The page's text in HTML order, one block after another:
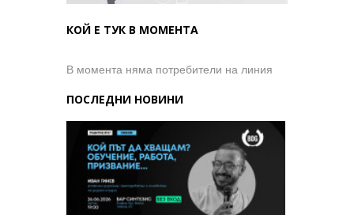
КОЙ Е ТУК В МОМЕНТА
В момента няма потребители на линия
ПОСЛЕДНИ НОВИНИ